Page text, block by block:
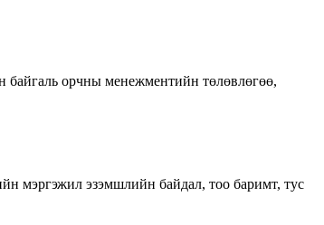
орчны менежментийн төлөвлөгөө,
мэргэжил эзэмшлийн байдал, тоо баримт, тус